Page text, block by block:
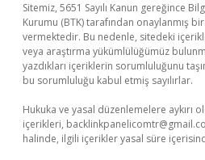
Sitemiz, 5651 Sayılı Kanun gereğince
Kurumu (BTK) tarafından onaylanmış
vermektedir. Bu nedenle, sitedeki
veya araştırma yükümlülüğümüz
yazdıkları içeriklerin sorumluluğunu
bu sorumluluğu kabul etmiş sayılırlar.
Hukuka ve yasal düzenlemelere aykırı
içerikleri,
halinde, ilgili içerikler yasal süre